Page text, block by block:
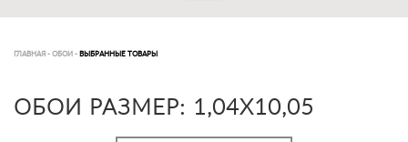
ГЛАВНАЯ - ОБОИ - ВЫБРАННЫЕ ТОВАРЫ
ОБОИ РАЗМЕР: 1,04X10,05